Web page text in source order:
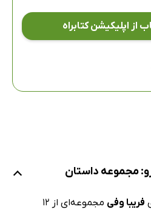
از اپلیکیشن کتابراه
مجموعه داستان
فریبا وفی
مجموعه‌ای از 12